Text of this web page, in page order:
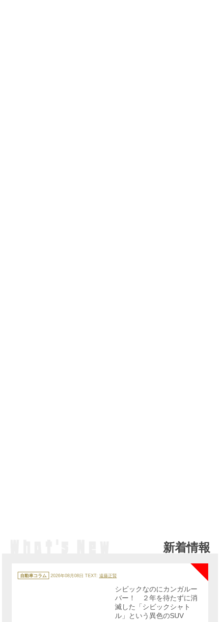
新着情報
テ
ゴ
自動車コラム 2026年08月08日 TEXT: 遠藤正賢
NEW
シビックなのにカンガルー
バー！ ２年を待たずに消
滅した「シビックシャト
ル」という異色のSUV